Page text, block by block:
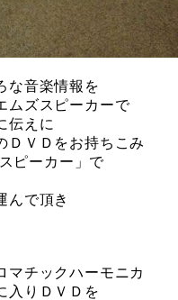
な音楽情報を
ムズスピーカーで
伝えに
ＤＶＤをお持ちこみ
ピーカー」で
んで頂き
マチックハーモニカ
入りＤＶＤを